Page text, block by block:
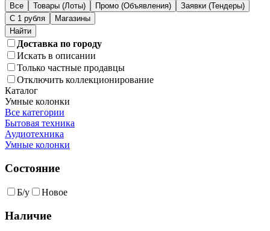
Все Товары (Лоты) Промо (Объявления)
Заявки (Тендеры)
С 1 рубля
Магазины
Доставка по городу
Искать в описании
Только частные продавцы
Отключить коллекционирование
Каталог
Умные колонки
Все категории
Бытовая техника
Аудиотехника
Умные колонки
Состояние
Б/у Новое
Наличие